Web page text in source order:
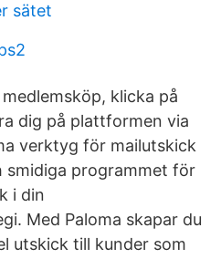
sätet
klicka på
dig på plattformen via
verktyg för mailutskick
smidiga programmet för
i din
Med Paloma skapar du
utskick till kunder som